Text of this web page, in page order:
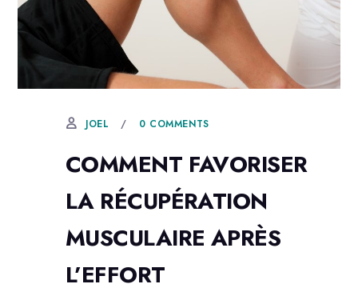
5 MARS, 2025
JOEL 0 COMMENTS
COMMENT FAVORISER
LA RÉCUPÉRATION
MUSCULAIRE APRÈS
L’EFFORT